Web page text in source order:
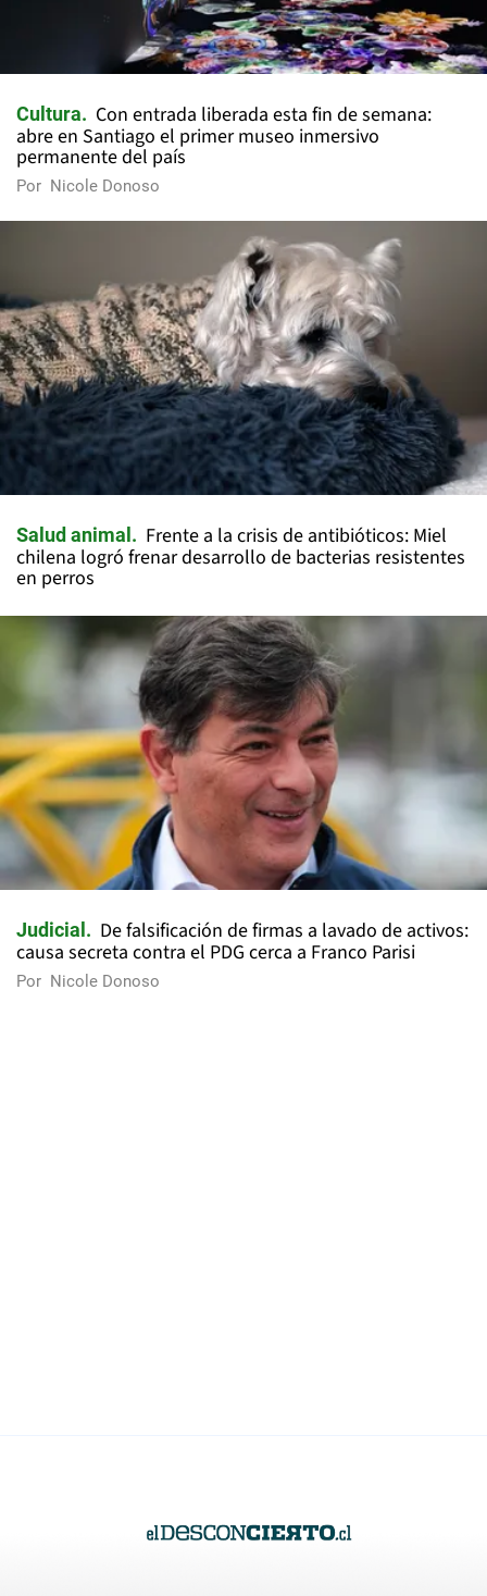
Cultura
Con entrada liberada esta fin de semana:
abre en Santiago el primer museo inmersivo
permanente del país
Por Nicole Donoso
Salud animal
Frente a la crisis de antibióticos: Miel
chilena logró frenar desarrollo de bacterias resistentes
en perros
Judicial
De falsificación de firmas a lavado de activos:
causa secreta contra el PDG cerca a Franco Parisi
Por Nicole Donoso